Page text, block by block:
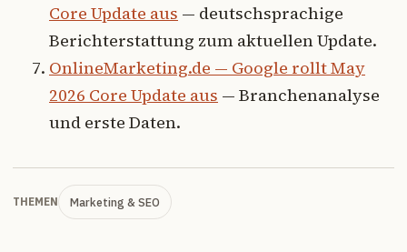
Core Update aus — deutschsprachige
Berichterstattung zum aktuellen Update.
OnlineMarketing.de — Google rollt May
2026 Core Update aus — Branchenanalyse
und erste Daten.
THEMEN Marketing & SEO